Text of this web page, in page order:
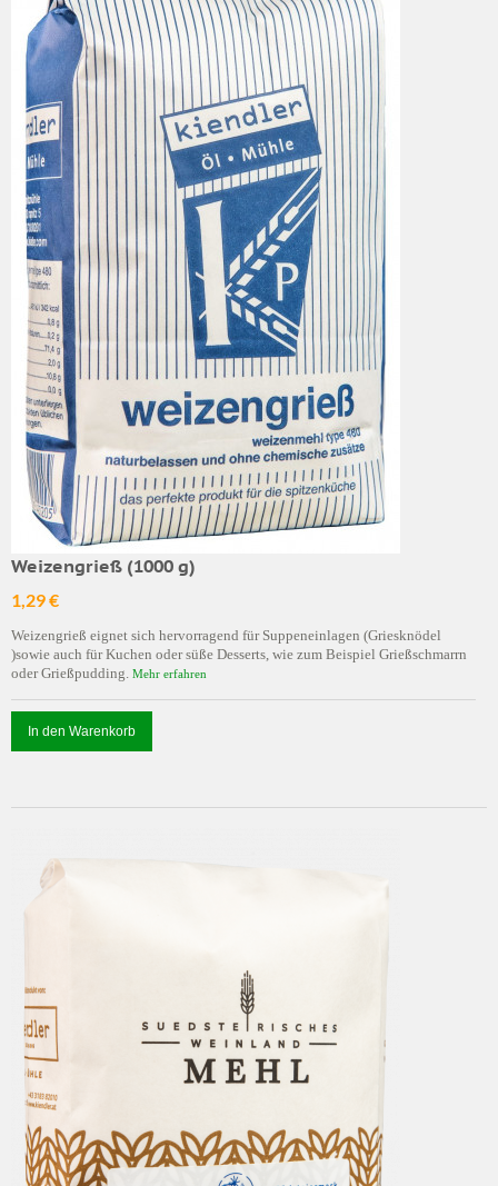
Weizengrieß (1000 g)
1,29 €
Weizengrieß eignet sich hervorragend für Suppeneinlagen (Griesknödel
)sowie auch für Kuchen oder süße Desserts, wie zum Beispiel Grießschmarrn
oder Grießpudding. Mehr erfahren
In den Warenkorb